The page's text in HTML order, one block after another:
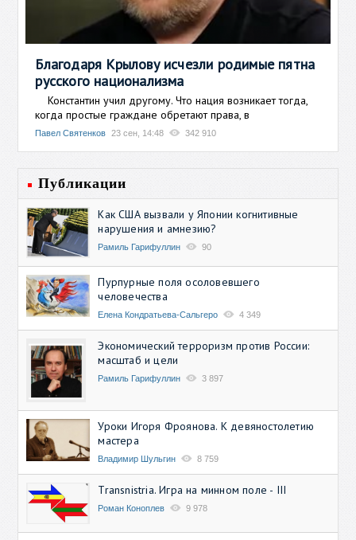
Благодаря Крылову исчезли родимые пятна
русского национализма
Константин учил другому. Что нация возникает тогда,
когда простые граждане обретают права, в
Павел Святенков 23 сен, 14:48 342 910
Публикации
Как США вызвали у Японии когнитивные
нарушения и амнезию?
Рамиль Гарифуллин 90
Пурпурные поля осоловевшего
человечества
Елена Кондратьева-Сальгеро 4 349
Экономический терроризм против России:
масштаб и цели
Рамиль Гарифуллин 3 897
Уроки Игоря Фроянова. К девяностолетию
мастера
Владимир Шульгин 8 759
Transnistria. Игра на минном поле - III
Роман Коноплев 9 978